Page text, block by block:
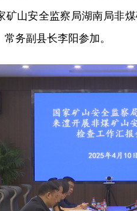
矿山安全监察局湖南局非
务副县长李阳参加。